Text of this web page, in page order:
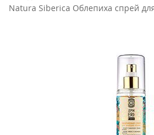
Natura Siberica Облепиха спрей